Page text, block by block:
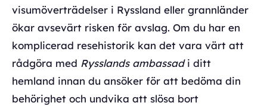
visumöverträdelser i Ryssland eller grannländer
ökar avsevärt risken för avslag. Om du har en
komplicerad resehistorik kan det vara värt att
rådgöra med Rysslands ambassadi ditt
hemland innan du ansöker för att bedöma din
behörighet och undvika att slösa bort